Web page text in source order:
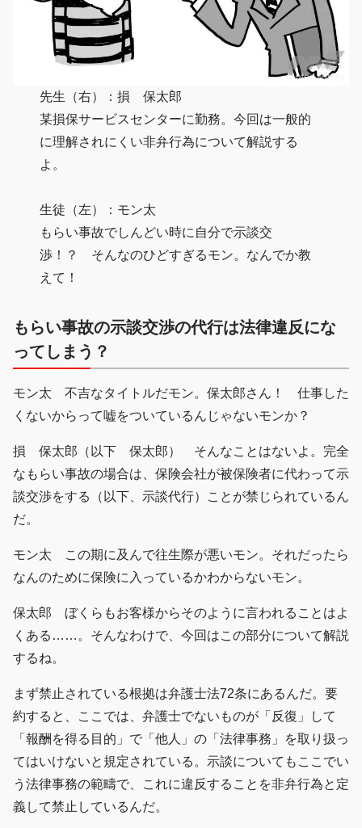
先生（右）：損 保太郎
某損保サービスセンターに勤務。今回は一般的
に理解されにくい非弁行為について解説する
よ。
生徒（左）：モン太
もらい事故でしんどい時に自分で示談交
渉！？ そんなのひどすぎるモン。なんでか教
えて！
もらい事故の示談交渉の代行は法律違反にな
ってしまう？
モン太 不吉なタイトルだモン。保太郎さん！ 仕事した
くないからって嘘をついているんじゃないモンか？
損 保太郎（以下 保太郎） そんなことはないよ。完全
なもらい事故の場合は、保険会社が被保険者に代わって示
談交渉をする（以下、示談代行）ことが禁じられているん
だ。
モン太 この期に及んで往生際が悪いモン。それだったら
なんのために保険に入っているかわからないモン。
保太郎 ぼくらもお客様からそのように言われることはよ
くある……。そんなわけで、今回はこの部分について解説
するね。
まず禁止されている根拠は弁護士法72条にあるんだ。要
約すると、ここでは、弁護士でないものが「反復」して
「報酬を得る目的」で「他人」の「法律事務」を取り扱っ
てはいけないと規定されている。示談についてもここでい
う法律事務の範疇で、これに違反することを非弁行為と定
義して禁止しているんだ。